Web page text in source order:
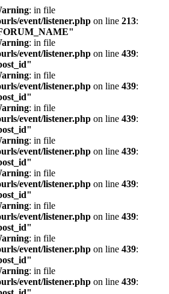
: in file
event/listener.php on line 213:
: in file
event/listener.php on line 439:
: in file
event/listener.php on line 439:
: in file
event/listener.php on line 439:
: in file
event/listener.php on line 439:
: in file
event/listener.php on line 439:
: in file
event/listener.php on line 439:
: in file
event/listener.php on line 439:
: in file
event/listener.php on line 439: